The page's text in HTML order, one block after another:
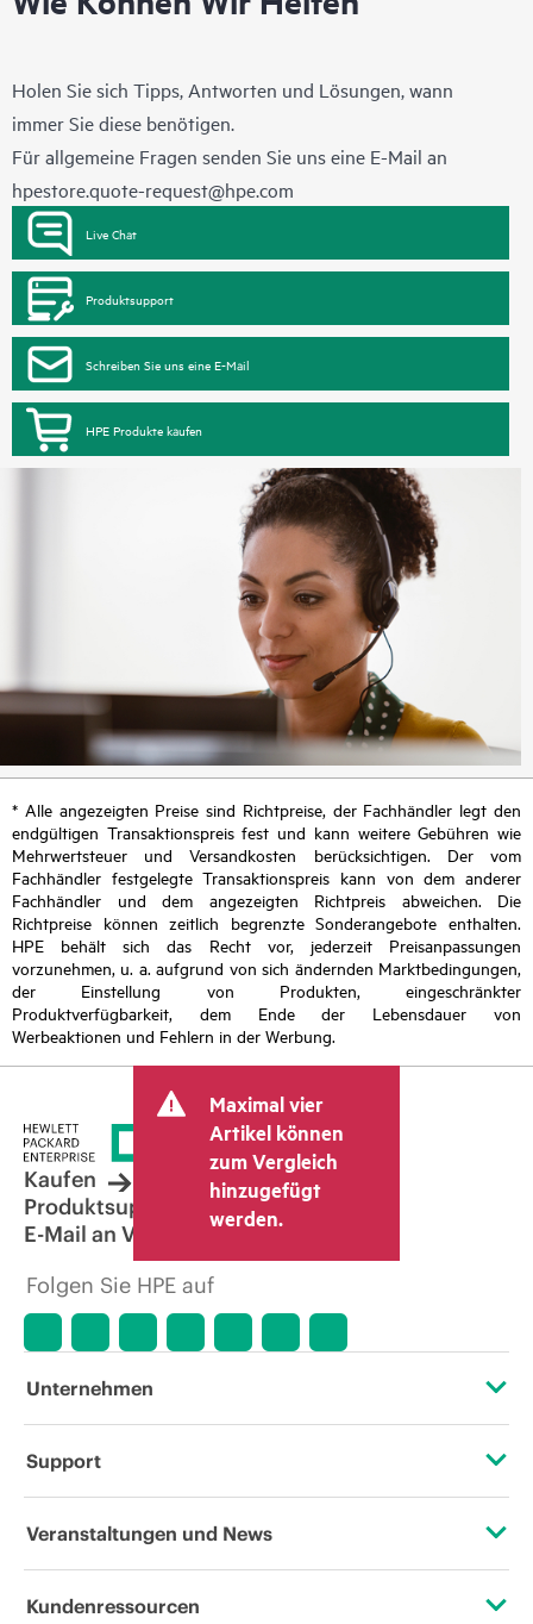
Holen Sie sich Tipps, Antworten und Lösungen, wann
immer Sie diese benötigen.
Für allgemeine Fragen senden Sie uns eine E-Mail an
hpestore.quote-request@hpe.com
Live Chat
Produktsupport
Schreiben Sie uns eine E-Mail
HPE Produkte kaufen
* Alle angezeigten Preise sind Richtpreise, der Fachhändler legt den
endgültigen Transaktionspreis fest und kann weitere Gebühren wie
Mehrwertsteuer und Versandkosten berücksichtigen. Der vom
Fachhändler festgelegte Transaktionspreis kann von dem anderer
Fachhändler und dem angezeigten Richtpreis abweichen. Die
Richtpreise können zeitlich begrenzte Sonderangebote enthalten.
HPE behält sich das Recht vor, jederzeit Preisanpassungen
vorzunehmen, u. a. aufgrund von sich ändernden Marktbedingungen,
der Einstellung von Produkten, eingeschränkter
Produktverfügbarkeit, dem Ende der Lebensdauer von
Werbeaktionen und Fehlern in der Werbung.
Maximal vier
Artikel können
zum Vergleich
hinzugefügt
werden.
Kaufen
Produktsupport
E-Mail an Vertrieb
Folgen Sie HPE auf
Unternehmen
Über HPE
Support
Operational Support Services
Veranstaltungen und News
Veranstaltungen
Kundenressourcen